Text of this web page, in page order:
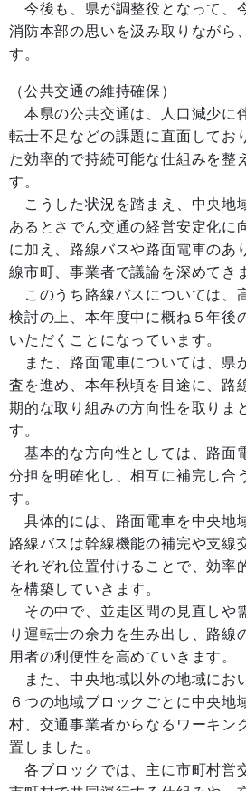
今後も、県が調整役となって、
消防本部の思いを汲み取りながら
す。
（公共交通の維持確保）
本県の公共交通は、人口減少に
転士不足などの課題に直面してお
た効率的で持続可能な仕組みを整
す。
こうした状況を踏まえ、中央地
あるとさでん交通の経営安定化に
に加え、路線バスや路面電車のあ
線市町、事業者で議論を深めてき
このうち路線バスについては、
検討の上、本年度中に概ね５年後
いただくことになっています。
また、路面電車については、県
査を進め、本年秋頃を目途に、路
期的な取り組みの方向性を取りま
す。
基本的な方向性としては、路面
分担を明確化し、相互に補完し合
す。
具体的には、路面電車を中央地
路線バスは幹線機能の補完や支線
それぞれ位置付けることで、効率
を構築していきます。
その中で、並走区間の見直しや
り運転士の余力を生み出し、路線
用者の利便性を高めていきます。
また、中央地域以外の地域にお
６つの地域ブロックごとに中央地
村、交通事業者からなるワーキン
置しました。
各ブロックでは、主に市町村営